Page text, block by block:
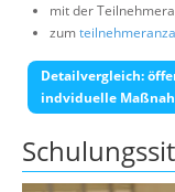
mit der
zum
Detailvergleich:
indviduelle